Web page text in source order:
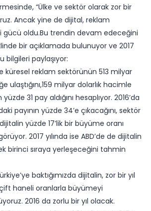
“Ülke ve sektör olarak zor bir
Ancak yine de dijital, reklam
gücü oldu.Bu trendin devam edeceğini
bir açıklamada bulunuyor ve 2017
bilgileri paylaşıyor:
küresel reklam sektörünün 513 milyar
ulaştığını,159 milyar dolarlık hacimle
31 pay aldığını hesaplıyor. 2016’da
payının yüzde 34’e çıkacağını, sektör
yüzde 17’lik bir büyüme oranı
2017 yılında ise ABD’de de dijitalin
birinci sıraya yerleşeceğini tahmin
baktığımızda dijitalin, zor bir yıl
çift haneli oranlarla büyümeyi
2016 da zorlu bir yıl olacak.